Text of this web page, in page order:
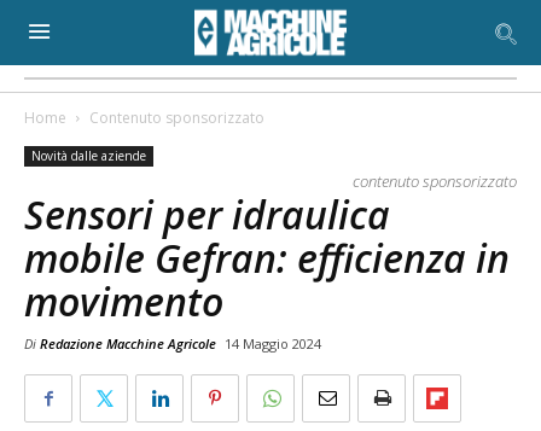
Home Contenuto sponsorizzato
Novità dalle aziende
contenuto sponsorizzato
Sensori per idraulica
mobile Gefran: efficienza in
movimento
Di Redazione Macchine Agricole 14 Maggio 2024